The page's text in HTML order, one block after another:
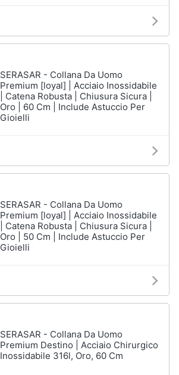
SERASAR - Collana Da Uomo
Premium [loyal] | Acciaio Inossidabile
| Catena Robusta | Chiusura Sicura |
Oro | 60 Cm | Include Astuccio Per
Gioielli
SERASAR - Collana Da Uomo
Premium [loyal] | Acciaio Inossidabile
| Catena Robusta | Chiusura Sicura |
Oro | 50 Cm | Include Astuccio Per
Gioielli
SERASAR - Collana Da Uomo
Premium Destino | Acciaio Chirurgico
Inossidabile 316l, Oro, 60 Cm